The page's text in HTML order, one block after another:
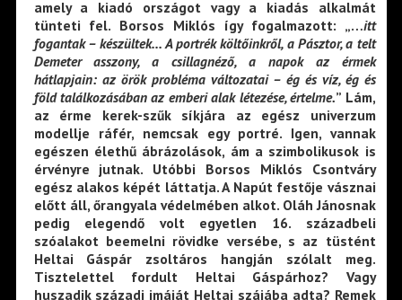
amely a kiadó országot vagy a kiadás alkalmát
tünteti fel. Borsos Miklós így fogalmazott: „…itt
fogantak – készültek… A portrék költőinkről, a Pásztor, a telt
Demeter asszony, a csillagnéző, a napok az érmek
hátlapjain: az örök probléma változatai – ég és víz, ég és
föld találkozásában az emberi alak létezése, értelme.” Lám,
az érme kerek-szűk síkjára az egész univerzum
modellje ráfér, nemcsak egy portré. Igen, vannak
egészen élethű ábrázolások, ám a szimbolikusok is
érvényre jutnak. Utóbbi Borsos Miklós Csontváry
egész alakos képét láttatja. A Napút festője vásznai
előtt áll, őrangyala védelmében alkot. Oláh Jánosnak
pedig elegendő volt egyetlen 16. századbeli
szóalakot beemelni rövidke versébe, s az tüstént
Heltai Gáspár zsoltáros hangján szólalt meg.
Tisztelettel fordult Heltai Gáspárhoz? Vagy
huszadik századi imáját Heltai szájába adta? Remek